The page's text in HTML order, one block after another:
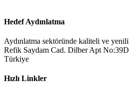
Hedef Aydınlatma
Aydınlatma sektöründe kaliteli ve
Refik Saydam Cad. Dilber Apt
Türkiye
Hızlı Linkler